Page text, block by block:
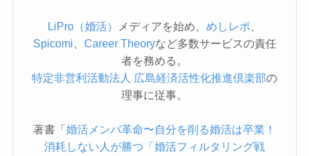
LiPro（婚活） メディアを始め、 めしレポ
Spicomi
Career Theoryなど多数サービスの責任
者を務める。
特定非営利活動法人 広島経済活性化推進倶楽部の
理事に従事。
著書「婚活メンパ革命〜自分を削る婚活は卒業！
消耗しない人が勝つ「婚活フィルタリング戦